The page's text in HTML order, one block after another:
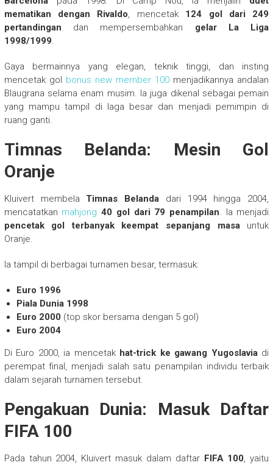
mematikan dengan Rivaldo, mencetak 124 gol dari 249
pertandingan dan mempersembahkan gelar La Liga
1998/1999.
Gaya bermainnya yang elegan, teknik tinggi, dan insting
mencetak gol bonus new member 100 menjadikannya andalan
Blaugrana selama enam musim. Ia juga dikenal sebagai pemain
yang mampu tampil di laga besar dan menjadi pemimpin di
ruang ganti.
Timnas Belanda: Mesin Gol
Oranje
Kluivert membela Timnas Belanda dari 1994 hingga 2004,
mencatatkan mahjong 40 gol dari 79 penampilan. Ia menjadi
pencetak gol terbanyak keempat sepanjang masauntuk
Oranje.
Ia tampil di berbagai turnamen besar, termasuk:
Euro 1996
Piala Dunia 1998
Euro 2000 (top skor bersama dengan 5 gol)
Euro 2004
Di Euro 2000, ia mencetak hat-trick ke gawang Yugoslaviadi
perempat final, menjadi salah satu penampilan individu terbaik
dalam sejarah turnamen tersebut.
Pengakuan Dunia: Masuk Daftar
FIFA 100
Pada tahun 2004, Kluivert masuk dalam daftar FIFA 100, yaitu